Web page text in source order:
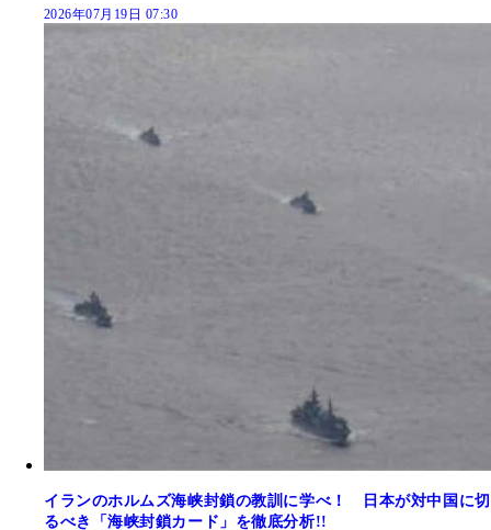
2026年07月19日 07:30
イランのホルムズ海峡封鎖の教訓に学べ！ 日本が対中国に切
るべき「海峡封鎖カード」を徹底分析!!